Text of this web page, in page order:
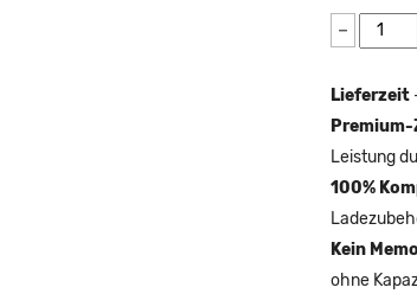
−
Lieferzeit
Leistung
100%
Kein
ohne